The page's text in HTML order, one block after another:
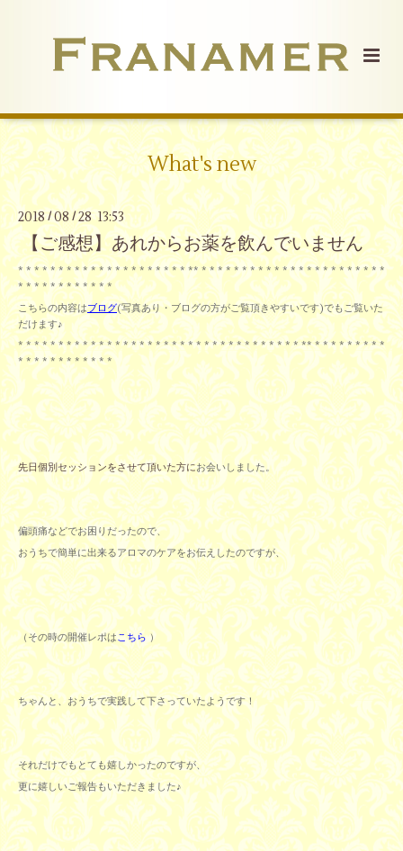
What's new
2018/08 /28 13:53
【ご感想】あれからお薬を飲んでいません
* * * * * * * * * * * * * * * * * * * * * ** * * * * * * * * * * * * * * * * * * * * * * *
* * * * * * * * * * * *
こちらの内容はブログ(写真あり・ブログの方がご覧頂きやすいです)でもご覧いた
だけます♪
* * * * * * * * * * * * * * * * * * * * * * * * * * * * * * * * * * * ** * * * * * * * * *
* * * * * * * * * * * *
先日個別セッションをさせて頂いた方にお会いしました。
偏頭痛などでお困りだったので、
おうちで簡単に出来るアロマのケアをお伝えしたのですが、
（その時の開催レポはこちら）
ちゃんと、おうちで実践して下さっていたようです！
それだけでもとても嬉しかったのですが、
更に嬉しいご報告もいただきました♪